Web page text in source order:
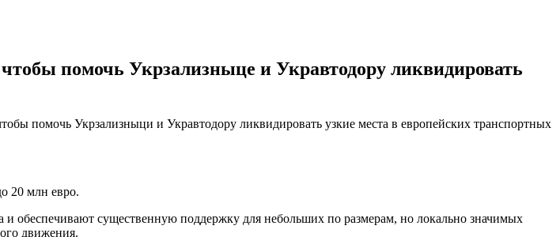
помочь Укрзализныце и Укравтодору ликвидировать
помочь Укрзализныци и Укравтодору ликвидировать узкие места в европейских транспортных
20 млн евро.
обеспечивают существенную поддержку для небольших по размерам, но локально значимых
движения.